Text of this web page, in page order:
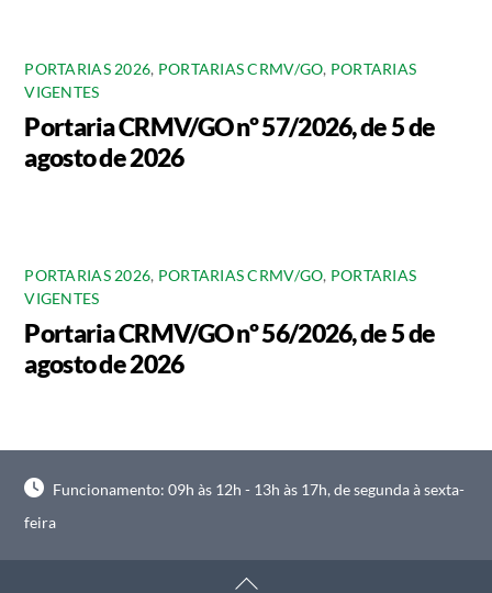
PORTARIAS 2026, PORTARIAS CRMV/GO, PORTARIAS
VIGENTES
Portaria CRMV/GO nº 57/2026, de 5 de
agosto de 2026
PORTARIAS 2026, PORTARIAS CRMV/GO, PORTARIAS
VIGENTES
Portaria CRMV/GO nº 56/2026, de 5 de
agosto de 2026
Funcionamento: 09h às 12h - 13h às 17h, de segunda à sexta-
feira
Back